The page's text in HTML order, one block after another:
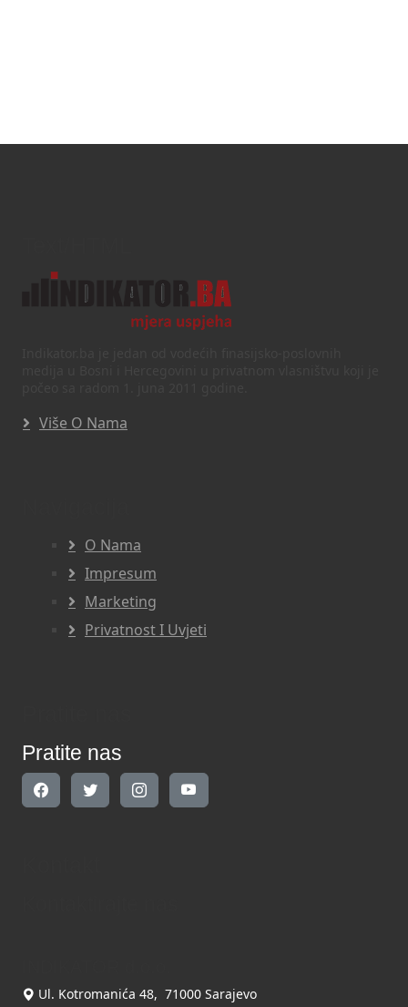
Više O Nama
O Nama
Impresum
Marketing
Privatnost I Uvjeti
Pratite nas
Ul. Kotromanića 48, 71000 Sarajevo